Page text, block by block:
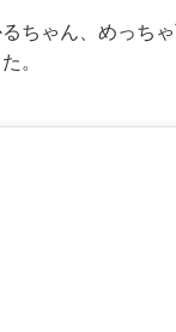
ちゃん、めっち
。